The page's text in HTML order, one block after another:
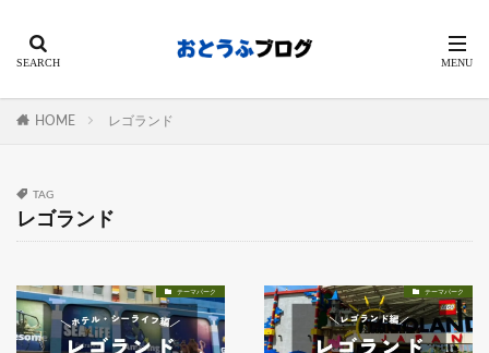
HOME レゴランド
TAG
レゴランド
テーマパーク テーマパーク